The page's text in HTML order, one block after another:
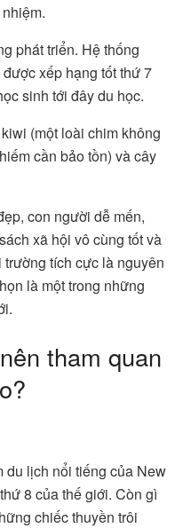
phát triển. Hệ thống
xếp hạng tốt thứ 7
sinh tới đây du học.
(một loài chim không
cần bảo tồn) và cây
con người dễ mến,
xã hội vô cùng tốt và
tích cực là nguyên
là một trong những
tham quan
lịch nổi tiếng của New
8 của thế giới. Còn gì
chiếc thuyền trôi